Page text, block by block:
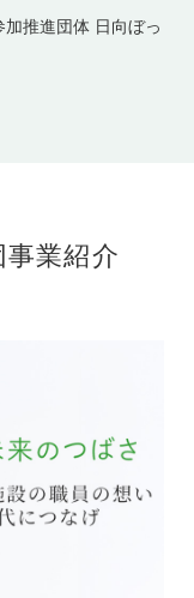
推進団体 日向ぼっ
事業紹介